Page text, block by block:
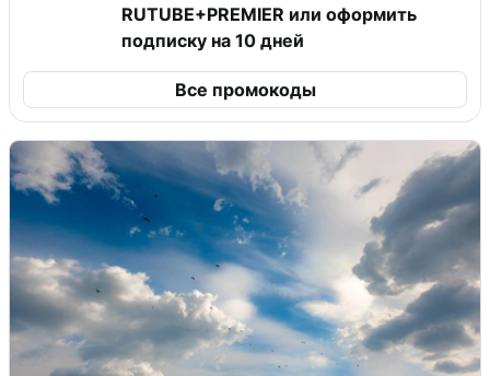
RUTUBE+PREMIER или оформить
подписку на 10 дней
Все промокоды